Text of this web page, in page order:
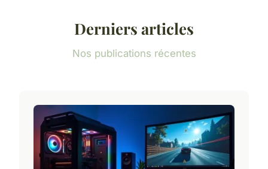
Derniers articles
Nos publications récentes